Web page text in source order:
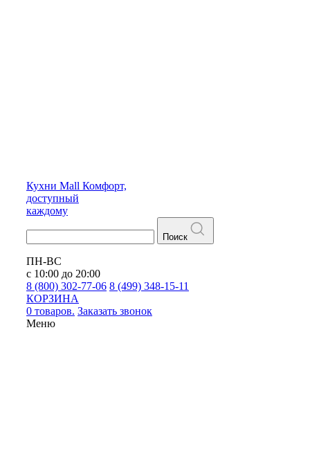
Кухни Mall Комфорт,
доступный
каждому
Поиск
ПН-ВС
с 10:00 до 20:00
8 (800) 302-77-06 8 (499) 348-15-11
КОРЗИНА
0 товаров. Заказать звонок
Меню